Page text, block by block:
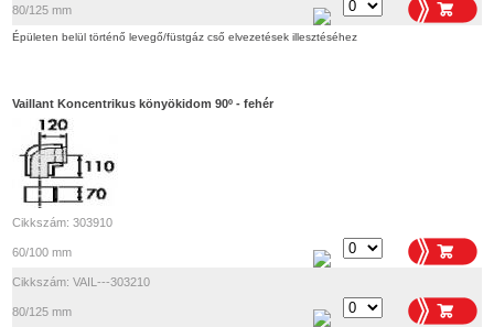
80/125 mm
Épületen belül történő levegő/füstgáz cső elvezetések illesztéséhez
Vaillant Koncentrikus könyökidom 90º - fehér
Cikkszám: 303910
60/100 mm
Cikkszám: VAIL---303210
80/125 mm